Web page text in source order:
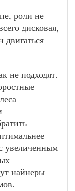
роли не
дисковая,
двигаться
не подходят.
увеличенным
найнеры —